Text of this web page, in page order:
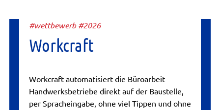
#wettbewerb #2026
Workcraft
Workcraft automatisiert die Büroarbeit
Handwerksbetriebe direkt auf der Baustelle,
per Spracheingabe, ohne viel Tippen und ohne